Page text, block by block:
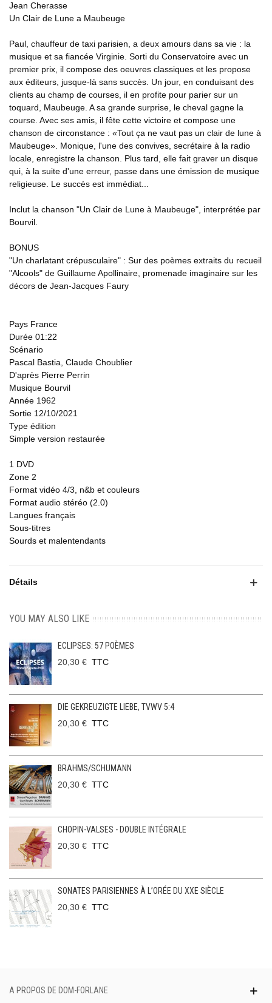
Jean Cherasse
Un Clair de Lune a Maubeuge
Paul, chauffeur de taxi parisien, a deux amours dans sa vie : la
musique et sa fiancée Virginie. Sorti du Conservatoire avec un
premier prix, il compose des oeuvres classiques et les propose
aux éditeurs, jusque-là sans succès. Un jour, en conduisant des
clients au champ de courses, il en profite pour parier sur un
toquard, Maubeuge. A sa grande surprise, le cheval gagne la
course. Avec ses amis, il fête cette victoire et compose une
chanson de circonstance : «Tout ça ne vaut pas un clair de lune à
Maubeuge». Monique, l'une des convives, secrétaire à la radio
locale, enregistre la chanson. Plus tard, elle fait graver un disque
qui, à la suite d'une erreur, passe dans une émission de musique
religieuse. Le succès est immédiat...
Inclut la chanson "Un Clair de Lune à Maubeuge", interprétée par
Bourvil.
BONUS
"Un charlatant crépusculaire" : Sur des poèmes extraits du recueil
"Alcools" de Guillaume Apollinaire, promenade imaginaire sur les
décors de Jean-Jacques Faury
Pays France
Durée 01:22
Scénario
Pascal Bastia, Claude Choublier
D'après Pierre Perrin
Musique Bourvil
Année 1962
Sortie 12/10/2021
Type édition
Simple version restaurée
1 DVD
Zone 2
Format vidéo 4/3, n&b et couleurs
Format audio stéréo (2.0)
Langues français
Sous-titres
Sourds et malentendants
Détails
YOU MAY ALSO LIKE
ECLIPSES: 57 POÈMES
20,30 € TTC
DIE GEKREUZIGTE LIEBE, TVWV 5:4
20,30 € TTC
BRAHMS/SCHUMANN
20,30 € TTC
CHOPIN-VALSES - DOUBLE INTÉGRALE
20,30 € TTC
SONATES PARISIENNES À L’ORÉE DU XXE SIÈCLE
20,30 € TTC
A PROPOS DE DOM-FORLANE